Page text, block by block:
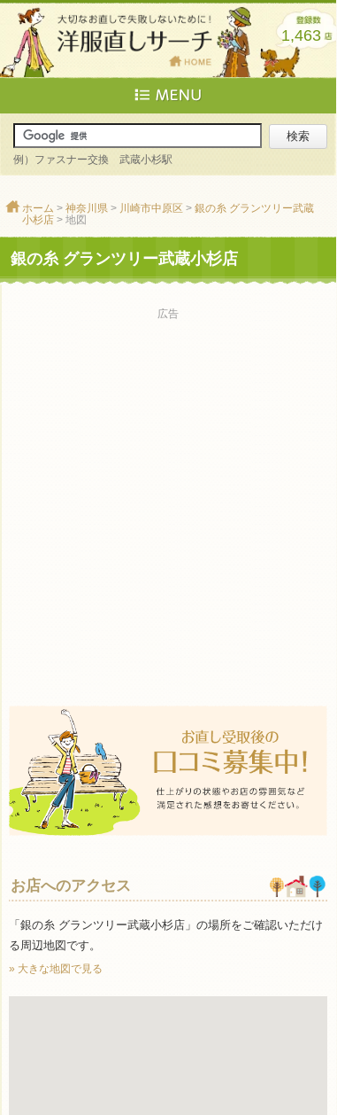
1,463
例）ファスナー交換 武蔵小杉駅
ホーム > 神奈川県 > 川崎市中原区 > 銀の糸 グランツリー武蔵
小杉店 > 地図
銀の糸 グランツリー武蔵小杉店
お店へのアクセス
「銀の糸 グランツリー武蔵小杉店」の場所をご確認いただけ
る周辺地図です。
» 大きな地図で見る